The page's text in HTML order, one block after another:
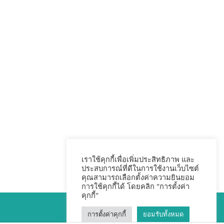
เราใช้คุกกี้เพื่อเพิ่มประสิทธิภาพ และ
ประสบการณ์ที่ดีในการใช้งานเว็บไซต์
คุณสามารถเลือกตั้งค่าความยินยอม
การใช้คุกกี้ได้ โดยคลิก "การตั้งค่า
คุกกี้"
การตั้งค่าคุกกี้ ยอมรับทั้งหมด